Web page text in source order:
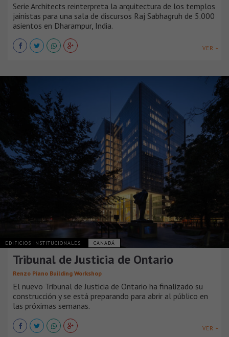
Serie Architects reinterpreta la arquitectura de los templos
jainistas para una sala de discursos Raj Sabhagruh de 5.000
asientos en Dharampur, India.
VER +
EDIFICIOS INSTITUCIONALES CANADÁ
Tribunal de Justicia de Ontario
Renzo Piano Building Workshop
El nuevo Tribunal de Justicia de Ontario ha finalizado su
construcción y se está preparando para abrir al público en
las próximas semanas.
VER +